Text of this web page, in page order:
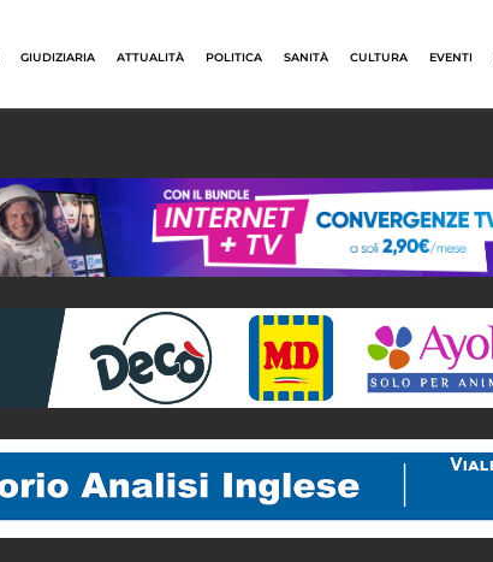
GIUDIZIARIA ATTUALITÀ POLITICA SANITÀ CULTURA EVENTI